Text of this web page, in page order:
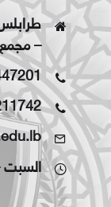
– مجمع
السبت –